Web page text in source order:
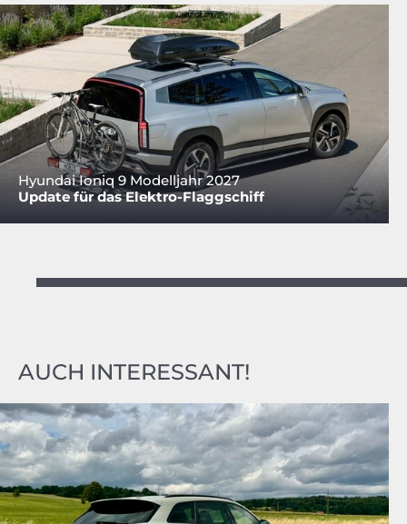
Hyundai Ioniq 9 Modelljahr 2027
Update für das Elektro-Flaggschiff
AUCH INTERESSANT!